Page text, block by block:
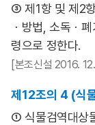
③ 제1항 및 제2
ㆍ방법, 소독ㆍ
령으로 정한다.
[본조신설 2016.
제12조의 4 (식
① 식물검역대상